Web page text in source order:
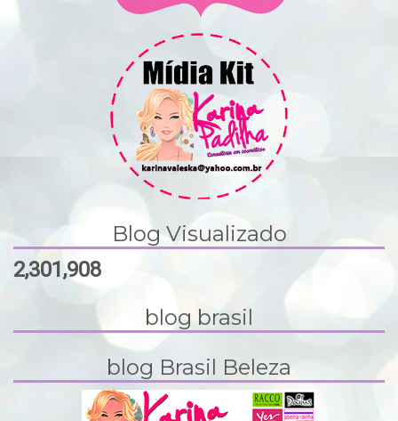
Blog Visualizado
2,301,908
blog brasil
blog Brasil Beleza